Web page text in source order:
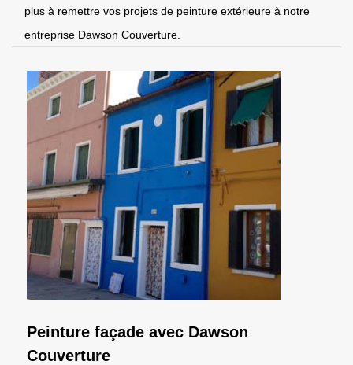
plus à remettre vos projets de peinture extérieure à notre
entreprise Dawson Couverture.
Peinture façade avec Dawson
Couverture